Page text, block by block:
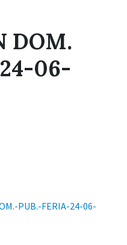
DOM.
06-
PUB.-FERIA-24-06-